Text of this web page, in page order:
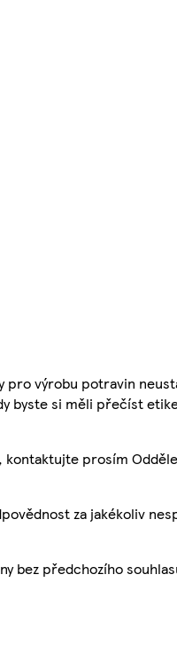
výrobu potravin
byste si měli přečíst
kontaktujte prosím
za jakékoliv
bez předchozího